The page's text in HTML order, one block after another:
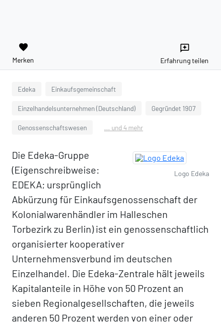
favorite
Merken
reviews
Erfahrung teilen
Edeka Einkaufsgemeinschaft
Einzelhandelsunternehmen (Deutschland) Gegründet 1907
Genossenschaftswesen ... und 4 mehr
Logo Edeka
Die Edeka-Gruppe
(Eigenschreibweise:
EDEKA; ursprünglich
Abkürzung für Einkaufsgenossenschaft der
Kolonialwarenhändler im Halleschen
Torbezirk zu Berlin) ist ein genossenschaftlich
organisierter kooperativer
Unternehmensverbund im deutschen
Einzelhandel. Die Edeka-Zentrale hält jeweils
Kapitalanteile in Höhe von 50 Prozent an
sieben Regionalgesellschaften, die jeweils
anderen 50 Prozent werden von einer oder